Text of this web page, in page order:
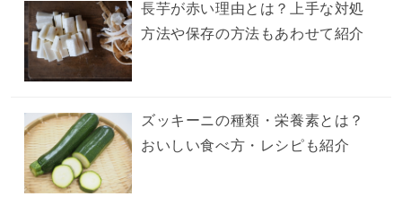
長芋が赤い理由とは？上手な対処
方法や保存の方法もあわせて紹介
ズッキーニの種類・栄養素とは？
おいしい食べ方・レシピも紹介